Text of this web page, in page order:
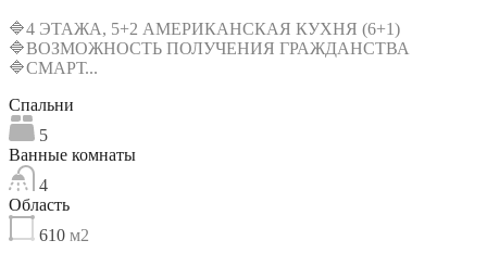
🔷4 ЭТАЖА, 5+2 АМЕРИКАНСКАЯ КУХНЯ (6+1)
🔷ВОЗМОЖНОСТЬ ПОЛУЧЕНИЯ ГРАЖДАНСТВА
🔷СМАРТ...
Спальни
5
Ванные комнаты
4
Область
610 м2